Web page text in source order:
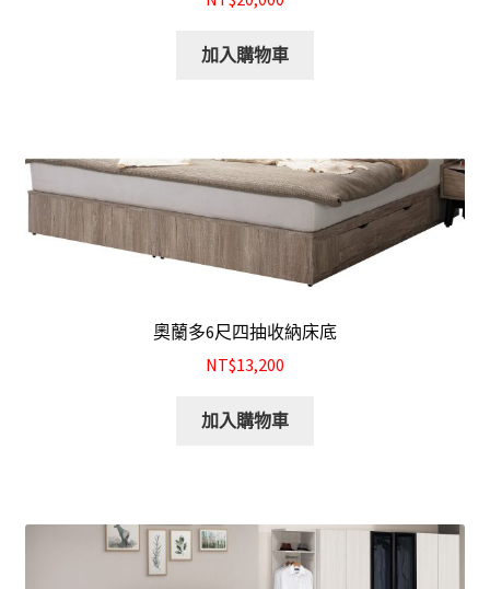
加入購物車
奧蘭多6尺四抽收納床底
NT$13,200
加入購物車